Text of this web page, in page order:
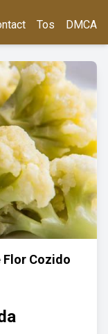
Tos DMCA
Flor Cozido